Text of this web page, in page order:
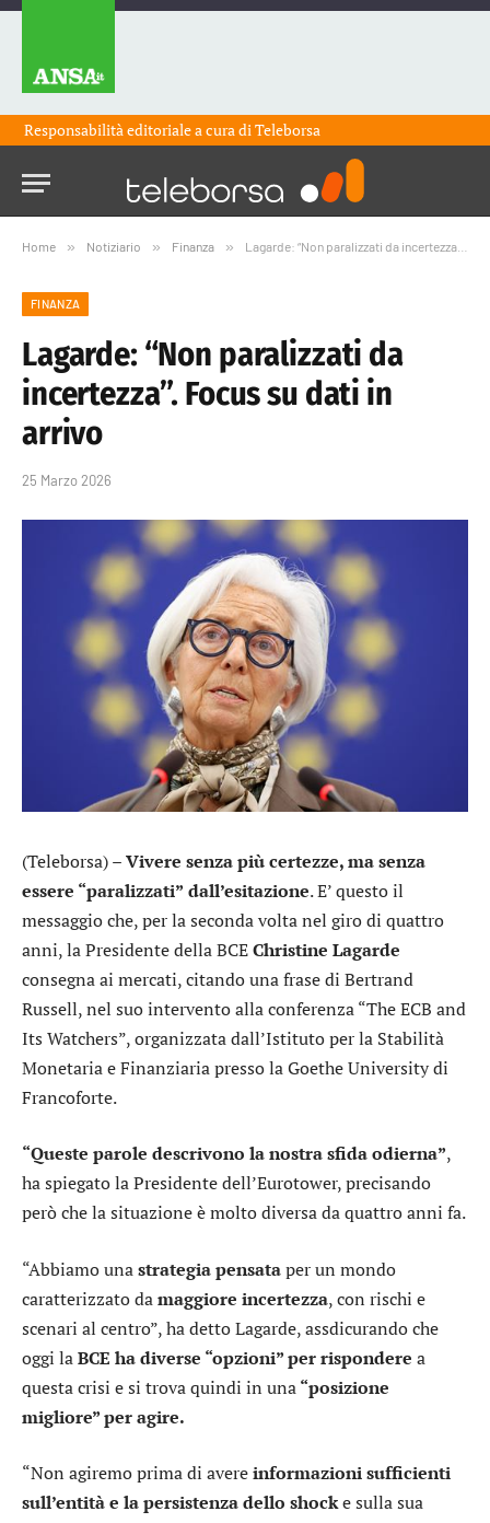
Responsabilità editoriale a cura diTeleborsa
Home » Notiziario » Finanza » Lagarde: “Non paralizzati da incertezza”. Focus su dati in arrivo
FINANZA
Lagarde: “Non paralizzati da
incertezza”. Focus su dati in
arrivo
25 Marzo 2026
(Teleborsa) –Vivere senza più certezze, ma senza
essere “paralizzati” dall’esitazione. E’ questo il
messaggio che, per la seconda volta nel giro di quattro
anni, la Presidente della BCEChristine Lagarde
consegna ai mercati, citando una frase di Bertrand
Russell, nel suo intervento alla conferenza “The ECB and
Its Watchers”, organizzata dall’Istituto per la Stabilità
Monetaria e Finanziaria presso la Goethe University di
Francoforte.
“Queste parole descrivono la nostra sfida odierna”,
ha spiegato la Presidente dell’Eurotower, precisando
però che la situazione è molto diversa da quattro anni fa.
“Abbiamo unastrategia pensataper un mondo
caratterizzato damaggiore incertezza, con rischi e
scenari al centro”, ha detto Lagarde, assdicurando che
oggi laBCE ha diverse “opzioni” per rispondere a
questa crisi e si trova quindi in una“posizione
migliore” per agire.
“Non agiremo prima di avereinformazioni sufficienti
sull’entità e la persistenza dello shocke sulla sua